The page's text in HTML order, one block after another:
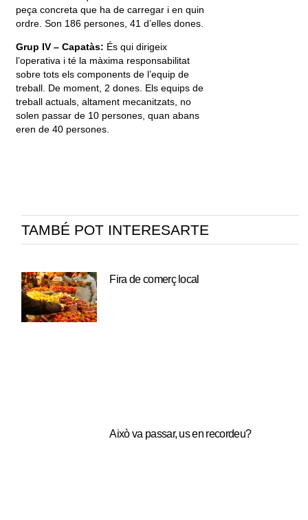
peça concreta que ha de carregar i en quin
ordre. Son 186 persones, 41 d’elles dones.
Grup IV – Capatàs: És qui dirigeix
l’operativa i té la màxima responsabilitat
sobre tots els components de l’equip de
treball. De moment, 2 dones. Els equips de
treball actuals, altament mecanitzats, no
solen passar de 10 persones, quan abans
eren de 40 persones.
TAMBÉ POT INTERESARTE
Fira de comerç local
Això va passar, us en recordeu?